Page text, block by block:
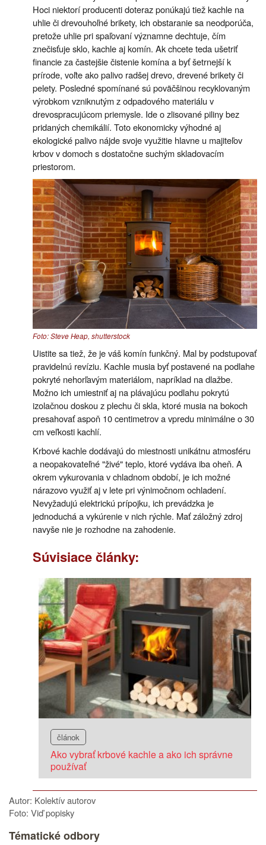
Hoci niektorí producenti doteraz ponúkajú tiež kachle na
uhlie či drevouhoľné brikety, ich obstaranie sa neodporúča,
pretože uhlie pri spaľovaní významne dechtuje, čím
znečisťuje sklo, kachle aj komín. Ak chcete teda ušetriť
financie za častejšie čistenie komína a byť šetrnejší k
prírode, voľte ako palivo radšej drevo, drevené brikety či
pelety. Posledné spomínané sú poväčšinou recyklovaným
výrobkom vzniknutým z odpadového materiálu v
drevospracujúcom priemysle. Ide o zlisované piliny bez
pridaných chemikálií. Toto ekonomicky výhodné aj
ekologické palivo nájde svoje využitie hlavne u majiteľov
krbov v domoch s dostatočne suchým skladovacím
priestorom.
Foto: Steve Heap, shutterstock
Uistite sa tiež, že je váš komín funkčný. Mal by podstupovať
pravidelnú revíziu. Kachle musia byť postavené na podlahe
pokryté nehorľavým materiálom, napríklad na dlažbe.
Možno ich umiestniť aj na plávajúcu podlahu pokrytú
izolačnou doskou z plechu či skla, ktoré musia na bokoch
presahovať aspoň 10 centimetrov a vpredu minimálne o 30
cm veľkosti kachlí.
Krbové kachle dodávajú do miestnosti unikátnu atmosféru
a neopakovateľné "živé" teplo, ktoré vydáva iba oheň. A
okrem vykurovania v chladnom období, je ich možné
nárazovo využiť aj v lete pri výnimočnom ochladení.
Nevyžadujú elektrickú prípojku, ich prevádzka je
jednoduchá a vykúrenie v nich rýchle. Mať záložný zdroj
navyše nie je rozhodne na zahodenie.
Súvisiace články:
článok
Ako vybrať krbové kachle a ako ich správne
používať
Autor: Kolektív autorov
Foto: Viď popisky
Tématické odbory